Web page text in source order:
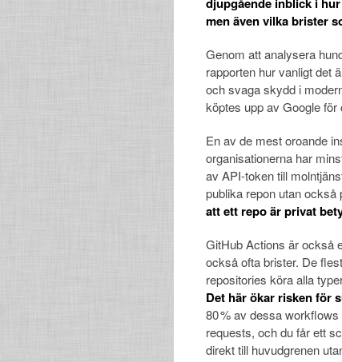
men även vilka brister
Genom att analysera
rapporten hur vanligt det
och svaga skydd i
köptes upp av Google
En av de mest oroande
organisationerna har
av API-token till
publika repon utan också
att ett repo är privat
GitHub Actions är också
också ofta brister. De
repositories köra alla
Det här ökar risken för
80 % av dessa
requests, och du får ett
direkt till huvudgrenen